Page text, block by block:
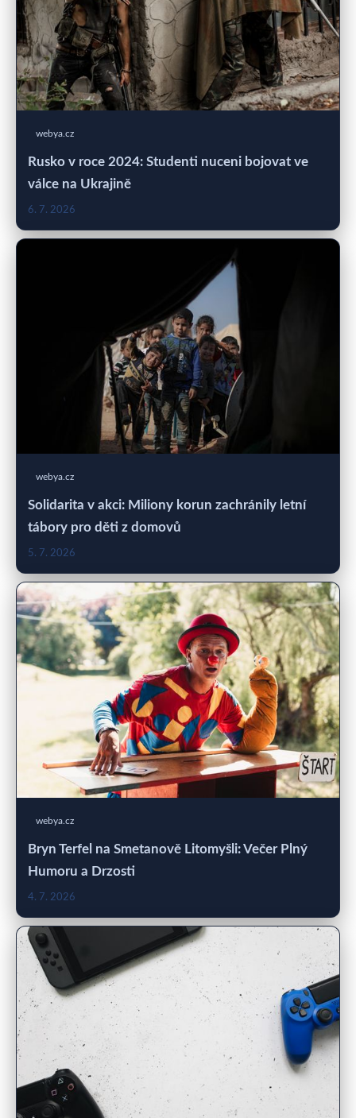
webya.cz
Rusko v roce 2024: Studenti nuceni bojovat ve
válce na Ukrajině
6. 7. 2026
webya.cz
Solidarita v akci: Miliony korun zachránily letní
tábory pro děti z domovů
5. 7. 2026
webya.cz
Bryn Terfel na Smetanově Litomyšli: Večer Plný
Humoru a Drzosti
4. 7. 2026